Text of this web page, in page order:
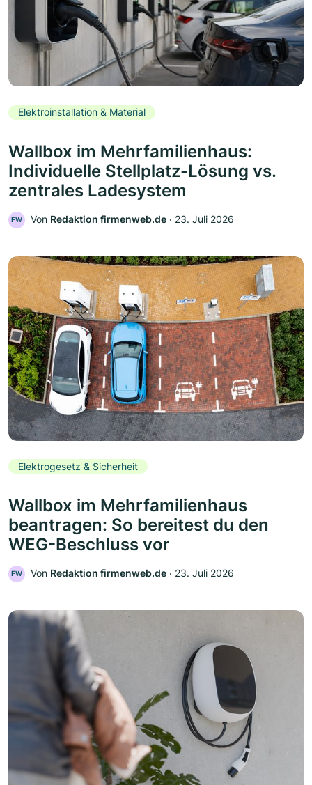
Elektroinstallation & Material
Wallbox im Mehrfamilienhaus:
Individuelle Stellplatz-Lösung vs.
zentrales Ladesystem
FW Von Redaktion firmenweb.de ‧ 23. Juli 2026
Elektrogesetz & Sicherheit
Wallbox im Mehrfamilienhaus
beantragen: So bereitest du den
WEG-Beschluss vor
FW Von Redaktion firmenweb.de ‧ 23. Juli 2026